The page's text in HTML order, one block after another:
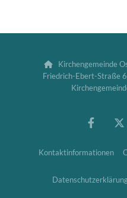
Kirchengemeinde
Friedrich-Ebert-Straße
Kontaktinformationen